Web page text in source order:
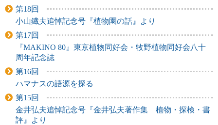
第18回
小山鐡夫追悼記念号『植物園の話』より
第17回
『MAKINO 80』東京植物同好会・牧野植物同好会八十
周年記念誌
第16回
ハマナスの語源を探る
第15回
金井弘夫追悼記念号『金井弘夫著作集 植物・探検・書
評』より